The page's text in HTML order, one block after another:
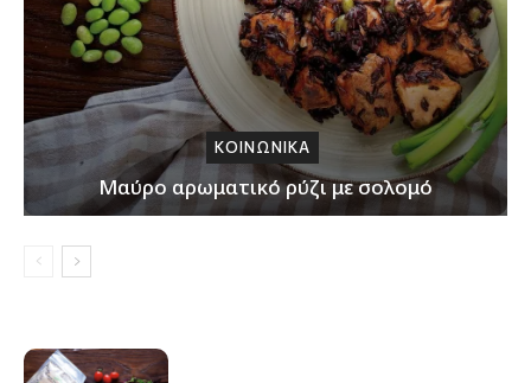
ΚΟΙΝΩΝΙΚΑ
Μαύρο αρωματικό ρύζι με σολομό